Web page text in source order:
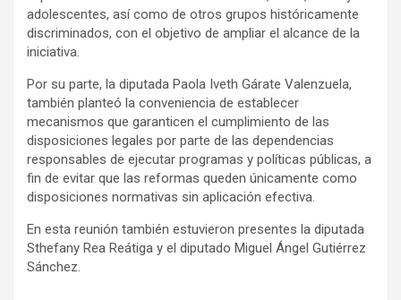
adolescentes, así como de otros grupos históricamente
discriminados, con el objetivo de ampliar el alcance de la
iniciativa.
Por su parte, la diputada Paola Iveth Gárate Valenzuela,
también planteó la conveniencia de establecer
mecanismos que garanticen el cumplimiento de las
disposiciones legales por parte de las dependencias
responsables de ejecutar programas y políticas públicas, a
fin de evitar que las reformas queden únicamente como
disposiciones normativas sin aplicación efectiva.
En esta reunión también estuvieron presentes la diputada
Sthefany Rea Reátiga y el diputado Miguel Ángel Gutiérrez
Sánchez.